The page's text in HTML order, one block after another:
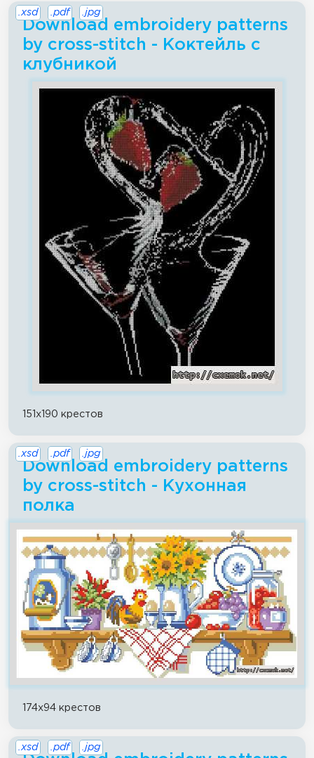
Download embroidery patterns
by cross-stitch - Коктейль с
клубникой
.xsd .pdf .jpg
151x190 крестов
Download embroidery patterns
by cross-stitch - Кухонная
полка
.xsd .pdf .jpg
174x94 крестов
.xsd .pdf .jpg